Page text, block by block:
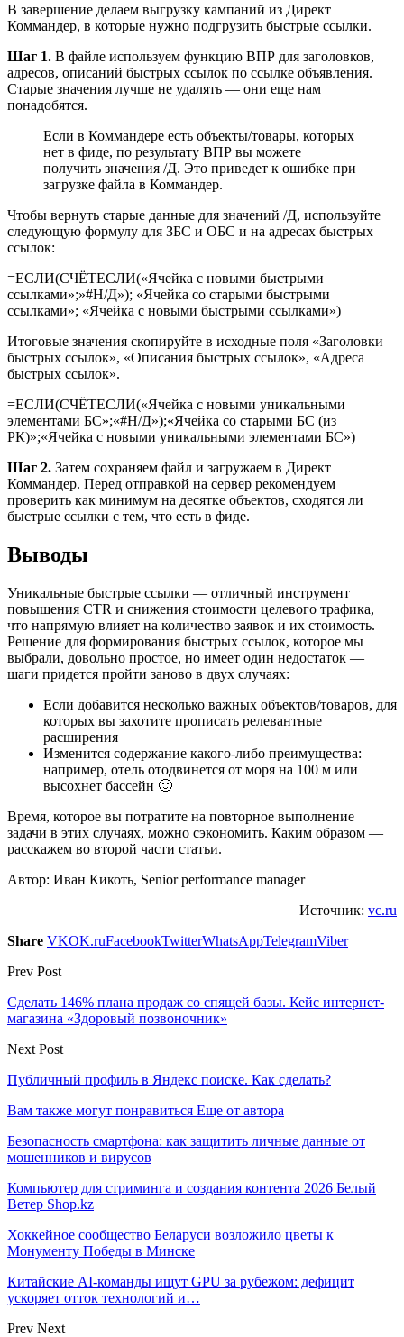
В завершение делаем выгрузку кампаний из Директ
Коммандер, в которые нужно подгрузить быстрые ссылки.
Шаг 1. В файле используем функцию ВПР для заголовков,
адресов, описаний быстрых ссылок по ссылке объявления.
Старые значения лучше не удалять — они еще нам
понадобятся.
Если в Коммандере есть объекты/товары, которых
нет в фиде, по результату ВПР вы можете
получить значения /Д. Это приведет к ошибке при
загрузке файла в Коммандер.
Чтобы вернуть старые данные для значений /Д, используйте
следующую формулу для ЗБС и ОБС и на адресах быстрых
ссылок:
=ЕСЛИ(СЧЁТЕСЛИ(«Ячейка с новыми быстрыми
ссылками»;»#Н/Д»); «Ячейка со старыми быстрыми
ссылками»; «Ячейка с новыми быстрыми ссылками»)
Итоговые значения скопируйте в исходные поля «Заголовки
быстрых ссылок», «Описания быстрых ссылок», «Адреса
быстрых ссылок».
=ЕСЛИ(СЧЁТЕСЛИ(«Ячейка c новыми уникальными
элементами БС»;«#Н/Д»);«Ячейка cо старыми БС (из
РК)»;«Ячейка c новыми уникальными элементами БС»)
Шаг 2. Затем сохраняем файл и загружаем в Директ
Коммандер. Перед отправкой на сервер рекомендуем
проверить как минимум на десятке объектов, сходятся ли
быстрые ссылки с тем, что есть в фиде.
Выводы
Уникальные быстрые ссылки — отличный инструмент
повышения CTR и снижения стоимости целевого трафика,
что напрямую влияет на количество заявок и их стоимость.
Решение для формирования быстрых ссылок, которое мы
выбрали, довольно простое, но имеет один недостаток —
шаги придется пройти заново в двух случаях:
Если добавится несколько важных объектов/товаров, для
которых вы захотите прописать релевантные
расширения
Изменится содержание какого-либо преимущества:
например, отель отодвинется от моря на 100 м или
высохнет бассейн 🙂
Время, которое вы потратите на повторное выполнение
задачи в этих случаях, можно сэкономить. Каким образом —
расскажем во второй части статьи.
Автор: Иван Кикоть, Senior performance manager
Источник: vc.ru
Share VKOK.ruFacebookTwitterWhatsAppTelegramViber
Prev Post
Сделать 146% плана продаж со спящей базы. Кейс интернет-
магазина «Здоровый позвоночник»
Next Post
Публичный профиль в Яндекс поиске. Как сделать?
Вам также могут понравиться Еще от автора
Безопасность смартфона: как защитить личные данные от
мошенников и вирусов
Компьютер для стриминга и создания контента 2026 Белый
Ветер Shop.kz
Хоккейное сообщество Беларуси возложило цветы к
Монументу Победы в Минске
Китайские AI-команды ищут GPU за рубежом: дефицит
ускоряет отток технологий и…
Prev Next